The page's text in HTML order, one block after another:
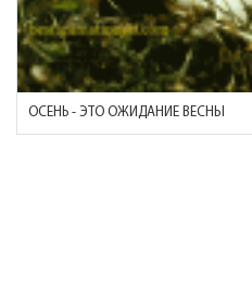
ОСЕНЬ - ЭТО ОЖИДАНИЕ ВЕСНЫ